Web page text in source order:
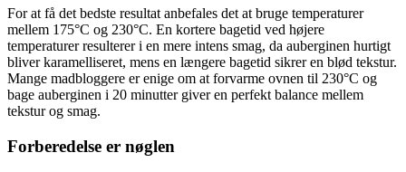
For at få det bedste resultat anbefales det at bruge temperaturer
mellem 175°C og 230°C. En kortere bagetid ved højere
temperaturer resulterer i en mere intens smag, da auberginen hurtigt
bliver karamelliseret, mens en længere bagetid sikrer en blød tekstur.
Mange madbloggere er enige om at forvarme ovnen til 230°C og
bage auberginen i 20 minutter giver en perfekt balance mellem
tekstur og smag.
Forberedelse er nøglen